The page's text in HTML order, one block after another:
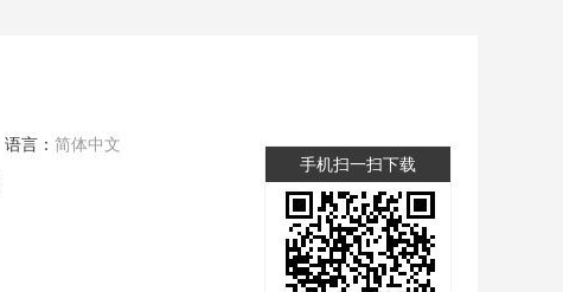
语言： 简体中文
手机扫一扫下载